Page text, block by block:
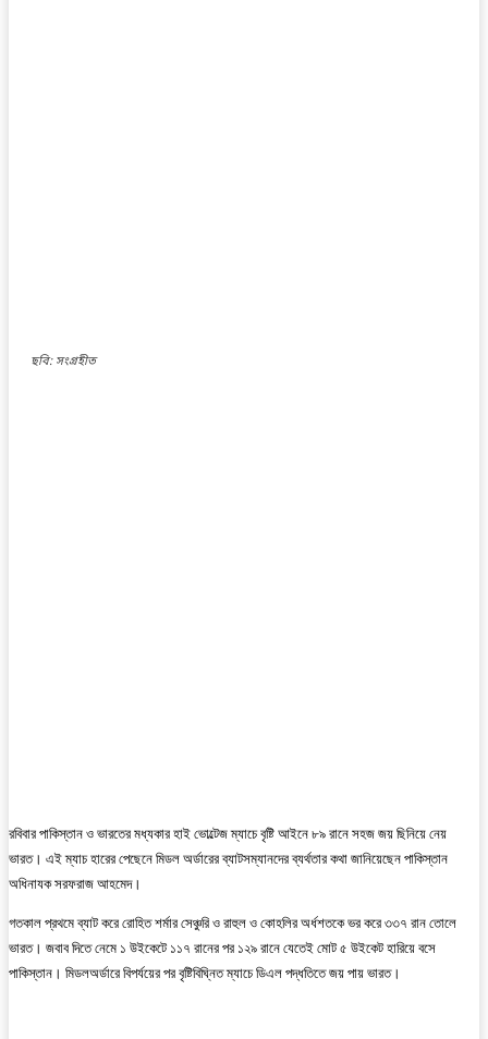
ছবি: সংগ্রহীত
রবিবার পাকিস্তান ও ভারতের মধ্যকার হাই ভোল্টেজ ম্যাচে বৃষ্টি আইনে ৮৯ রানে সহজ জয় ছিনিয়ে নেয়
ভারত। এই ম্যাচ হারের পেছেনে মিডল অর্ডারের ব্যাটসম্যানদের ব্যর্থতার কথা জানিয়েছেন পাকিস্তান
অধিনাযক সরফরাজ আহমেদ।
গতকাল প্রথমে ব্যাট করে রোহিত শর্মার সেঞ্চুরি ও রাহুল ও কোহলির অর্ধশতকে ভর করে ৩৩৭ রান তোলে
ভারত। জবাব দিতে নেমে ১ উইকেটে ১১৭ রানের পর ১২৯ রানে যেতেই মোট ৫ উইকেট হারিয়ে বসে
পাকিস্তান। মিডলঅর্ডারে বিপর্যয়ের পর বৃষ্টিবিঘ্নিত ম্যাচে ডিএল পদ্ধতিতে জয় পায় ভারত।